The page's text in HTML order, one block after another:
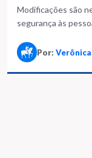
Modificações são
segurança às
Por: Verônica